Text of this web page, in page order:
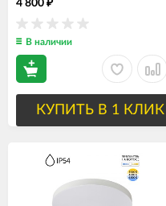
4 800 ₽
В наличии
КУПИТЬ В 1 КЛИК